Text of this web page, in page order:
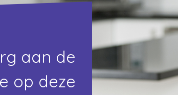
aan de
op deze